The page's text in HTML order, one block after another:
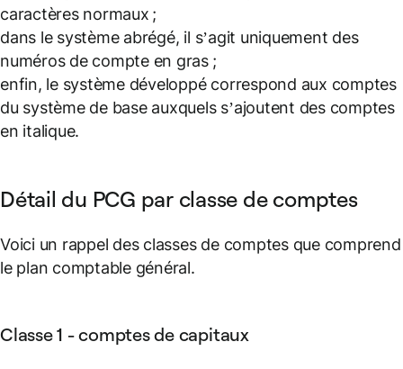
caractères normaux ;
dans le système abrégé, il s’agit uniquement des
numéros de compte en gras ;
enfin, le système développé correspond aux comptes
du système de base auxquels s’ajoutent des comptes
en italique.
Détail du PCG par classe de comptes
Voici un rappel des classes de comptes que comprend
le plan comptable général.
Classe 1 - comptes de capitaux